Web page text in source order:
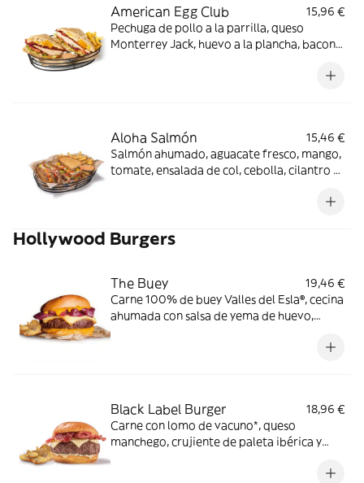
American Egg Club
15,96 €
Pechuga de pollo a la parrilla, queso
Monterrey Jack, huevo a la plancha, bacon
salsa mayo-wey en pan tostado con pipas
Aloha Salmón
15,46 €
Salmón ahumado, aguacate fresco, mango,
tomate, ensalada de col, cebolla, cilantro y
mínimo 24 horas.
Hollywood Burgers
The Buey
19,46 €
Carne 100% de buey Valles del Esla®, cecina
ahumada con salsa de yema de huevo,
Black Label Burger
18,96 €
Carne con lomo de vacuno*, queso
manchego, crujiente de paleta ibérica y